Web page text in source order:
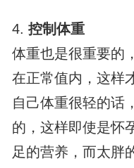
4. 控制体重
体重也是很重要的
在正常值内，这样
自己体重很轻的话
的，这样即使是怀
足的营养，而太胖